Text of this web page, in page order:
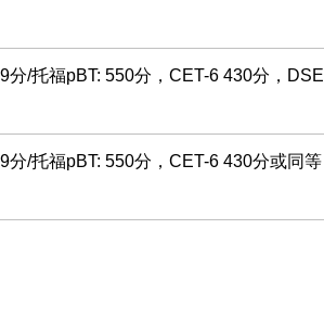
分/托福pBT: 550分，CET-6 430分，DSE
分/托福pBT: 550分，CET-6 430分或同等